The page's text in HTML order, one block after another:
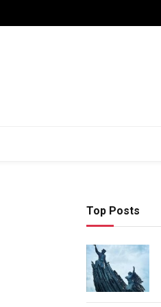
Top Posts